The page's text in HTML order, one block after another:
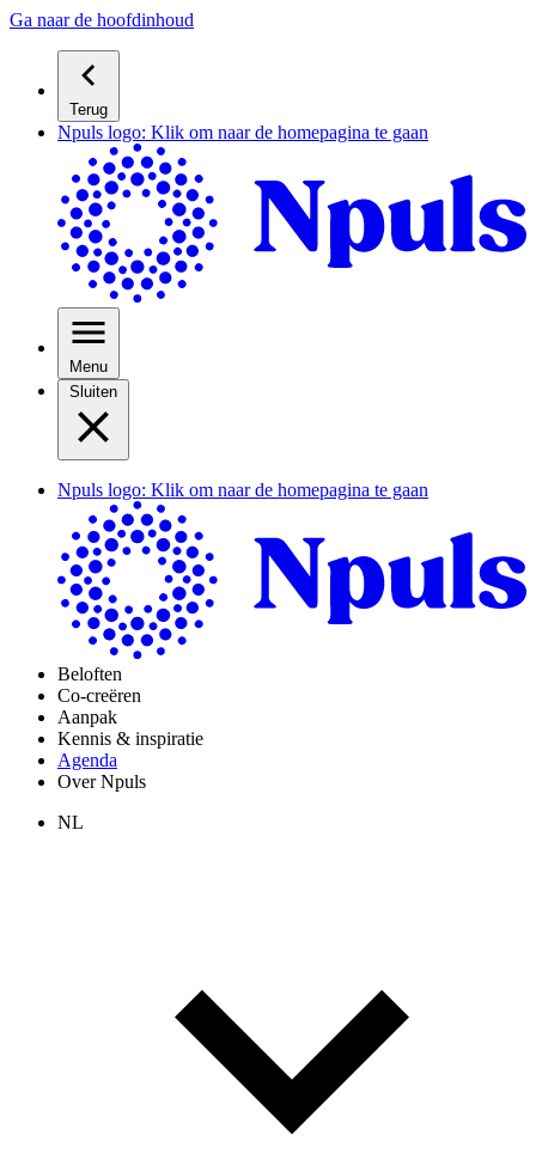
Ga naar de hoofdinhoud
Terug
Npuls logo: Klik om naar de homepagina te gaan
Menu
Sluiten
Npuls logo: Klik om naar de homepagina te gaan
Beloften
Co-creëren
Aanpak
Kennis & inspiratie
Agenda
Over Npuls
NL